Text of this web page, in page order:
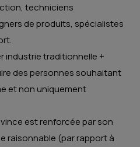
techniciens
de produits, spécialistes
industrie traditionnelle +
des personnes souhaitant
et non uniquement
est renforcée par son
raisonnable (par rapport à